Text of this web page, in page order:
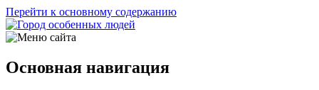
Перейти к основному содержанию
Основная навигация